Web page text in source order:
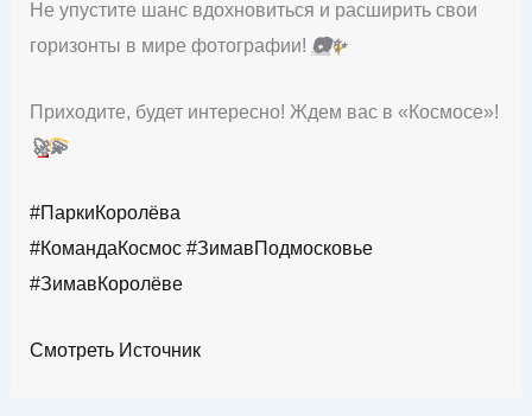
Не упустите шанс вдохновиться и расширить свои
горизонты в мире фотографии! 📷✨
Приходите, будет интересно! Ждем вас в «Космосе»!
🚀💫
#ПаркиКоролёва
#КомандаКосмос #ЗимавПодмосковье
#ЗимавКоролёве
Смотреть Источник